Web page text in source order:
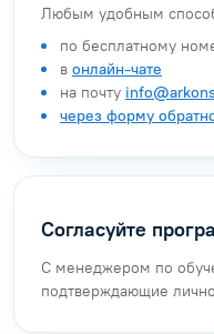
Любым удобным
по бесплатному
в онлайн-чате
на почту
через форму
Согласуйте
С менеджером по
подтверждающие